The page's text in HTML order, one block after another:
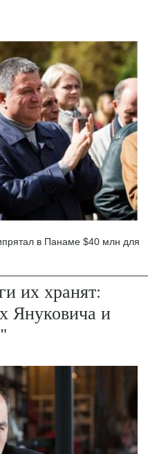
в Панаме $40 млн для
их хранят:
Януковича и